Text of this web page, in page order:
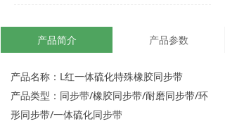
产品简介 产品参数
产品名称：L红一体硫化特殊橡胶同步带
产品类型：同步带/橡胶同步带/耐磨同步带/环
形同步带/一体硫化同步带